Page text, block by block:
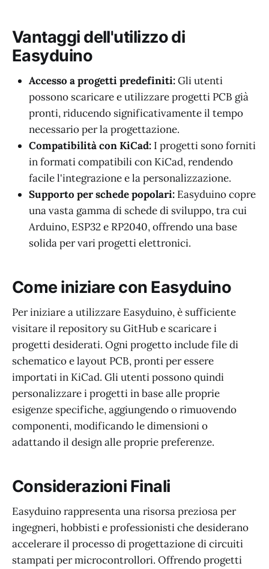
Vantaggi dell'utilizzo di
Easyduino
Accesso a progetti predefiniti:Gli utenti
possono scaricare e utilizzare progetti PCB già
pronti, riducendo significativamente il tempo
necessario per la progettazione.
Compatibilità con KiCad: I progetti sono forniti
in formati compatibili con KiCad, rendendo
facile l'integrazione e la personalizzazione.
Supporto per schede popolari: Easyduino copre
una vasta gamma di schede di sviluppo, tra cui
Arduino, ESP32 e RP2040, offrendo una base
solida per vari progetti elettronici.
Come iniziare con Easyduino
Per iniziare a utilizzare Easyduino, è sufficiente
visitare il repository su GitHub e scaricare i
progetti desiderati. Ogni progetto include file di
schematico e layout PCB, pronti per essere
importati in KiCad. Gli utenti possono quindi
personalizzare i progetti in base alle proprie
esigenze specifiche, aggiungendo o rimuovendo
componenti, modificando le dimensioni o
adattando il design alle proprie preferenze.
Considerazioni Finali
Easyduino rappresenta una risorsa preziosa per
ingegneri, hobbisti e professionisti che desiderano
accelerare il processo di progettazione di circuiti
stampati per microcontrollori. Offrendo progetti